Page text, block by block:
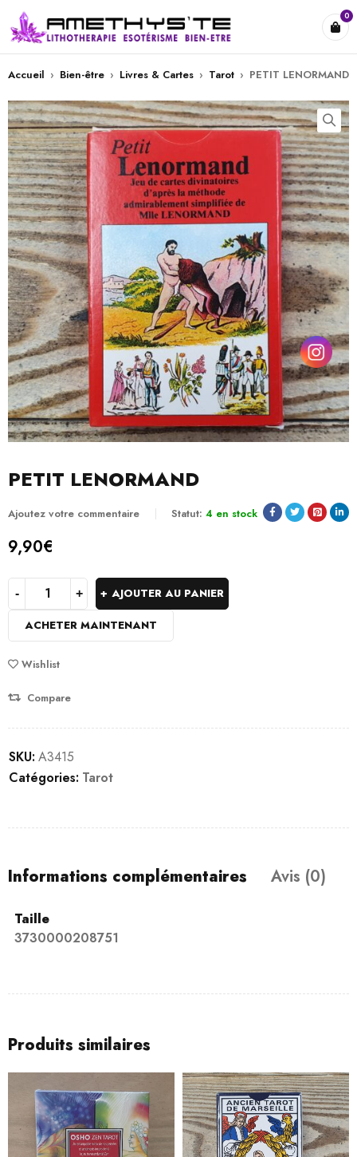
0
Accueil › Bien-être › Livres & Cartes › Tarot › PETIT LENORMAND
PETIT LENORMAND
Ajoutez votre commentaire Statut: 4 en stock
9,90€
AJOUTER AU PANIER
ACHETER MAINTENANT
Wishlist
Compare
SKU: A3415
Catégories: Tarot
Informations complémentaires Avis (0)
Taille
3730000208751
Produits similaires